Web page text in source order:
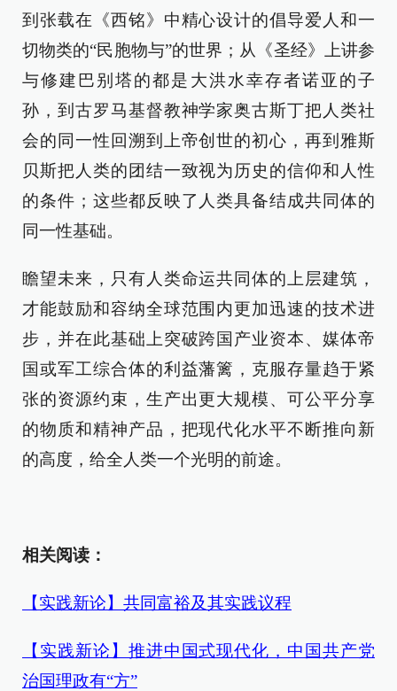
到张载在《西铭》中精心设计的倡导爱人和一
切物类的“民胞物与”的世界；从《圣经》上讲参
与修建巴别塔的都是大洪水幸存者诺亚的子
孙，到古罗马基督教神学家奥古斯丁把人类社
会的同一性回溯到上帝创世的初心，再到雅斯
贝斯把人类的团结一致视为历史的信仰和人性
的条件；这些都反映了人类具备结成共同体的
同一性基础。
瞻望未来，只有人类命运共同体的上层建筑，
才能鼓励和容纳全球范围内更加迅速的技术进
步，并在此基础上突破跨国产业资本、媒体帝
国或军工综合体的利益藩篱，克服存量趋于紧
张的资源约束，生产出更大规模、可公平分享
的物质和精神产品，把现代化水平不断推向新
的高度，给全人类一个光明的前途。
相关阅读：
【实践新论】共同富裕及其实践议程
【实践新论】推进中国式现代化，中国共产党
治国理政有“方”